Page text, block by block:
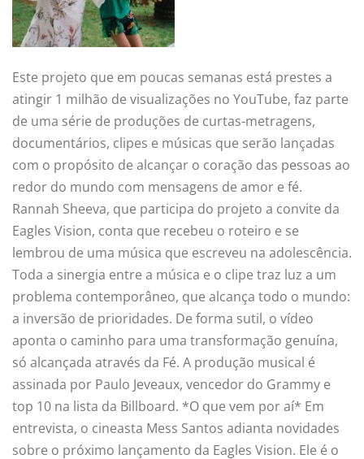
Este projeto que em poucas semanas está prestes a
atingir 1 milhão de visualizações no YouTube, faz parte
de uma série de produções de curtas-metragens,
documentários, clipes e músicas que serão lançadas
com o propósito de alcançar o coração das pessoas ao
redor do mundo com mensagens de amor e fé.
Rannah Sheeva, que participa do projeto a convite da
Eagles Vision, conta que recebeu o roteiro e se
lembrou de uma música que escreveu na adolescência.
Toda a sinergia entre a música e o clipe traz luz a um
problema contemporâneo, que alcança todo o mundo:
a inversão de prioridades. De forma sutil, o vídeo
aponta o caminho para uma transformação genuína,
só alcançada através da Fé. A produção musical é
assinada por Paulo Jeveaux, vencedor do Grammy e
top 10 na lista da Billboard. *O que vem por aí* Em
entrevista, o cineasta Mess Santos adianta novidades
sobre o próximo lançamento da Eagles Vision. Ele é o